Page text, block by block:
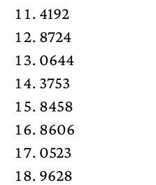
4192
8724
0644
3753
8458
8606
0523
9628